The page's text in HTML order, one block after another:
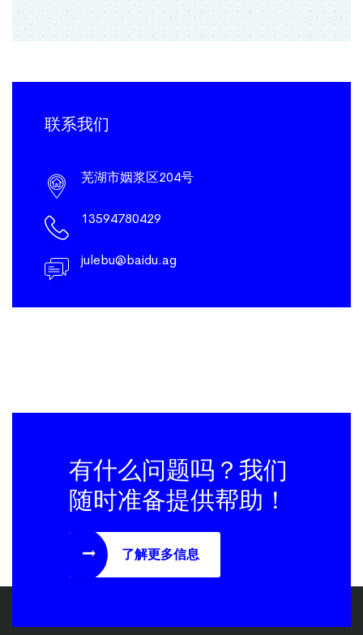
联系我们
芜湖市姻浆区204号
13594780429
julebu@baidu.ag
有什么问题吗？我们
随时准备提供帮助！
了解更多信息